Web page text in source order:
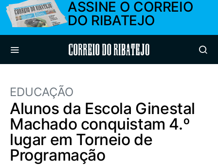
ASSINE O CORREIO
DO RIBATEJO
Correio do Ribatejo
EDUCAÇÃO
Alunos da Escola Ginestal
Machado conquistam 4.º
lugar em Torneio de
Programação